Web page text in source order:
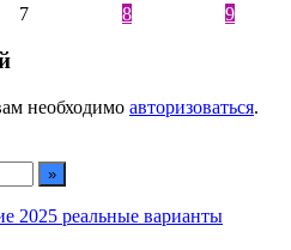
7 8 9
необходимо авторизоваться.
2025 реальные варианты